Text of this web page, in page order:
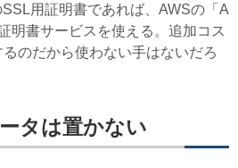
用証明書であれば、AWSの「A
明書サービスを使える。追加コス
のだから使わない手はないだろ
タは置かない